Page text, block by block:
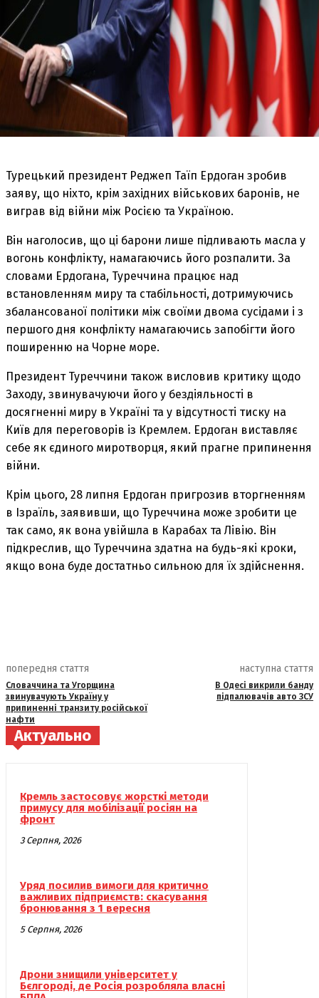
Турецький президент Реджеп Таїп Ердоган зробив
заяву, що ніхто, крім західних військових баронів, не
виграв від війни між Росією та Україною.
Він наголосив, що ці барони лише підливають масла у
вогонь конфлікту, намагаючись його розпалити. За
словами Ердогана, Туреччина працює над
встановленням миру та стабільності, дотримуючись
збалансованої політики між своїми двома сусідами і з
першого дня конфлікту намагаючись запобігти його
поширенню на Чорне море.
Президент Туреччини також висловив критику щодо
Заходу, звинувачуючи його у бездіяльності в
досягненні миру в Україні та у відсутності тиску на
Київ для переговорів із Кремлем. Ердоган виставляє
себе як єдиного миротворця, який прагне припинення
війни.
Крім цього, 28 липня Ердоган пригрозив вторгненням
в Ізраїль, заявивши, що Туреччина може зробити це
так само, як вона увійшла в Карабах та Лівію. Він
підкреслив, що Туреччина здатна на будь-які кроки,
якщо вона буде достатньо сильною для їх здійснення.
попередня стаття
Словаччина та Угорщина
звинувачують Україну у
припиненні транзиту російської
нафти
наступна стаття
В Одесі викрили банду
підпалювачів авто ЗСУ
Актуально
Кремль застосовує жорсткі методи
примусу для мобілізації росіян на
фронт
3 Серпня, 2026
Уряд посилив вимоги для критично
важливих підприємств: скасування
бронювання з 1 вересня
5 Серпня, 2026
Дрони знищили університет у
Бєлгороді, де Росія розробляла власні